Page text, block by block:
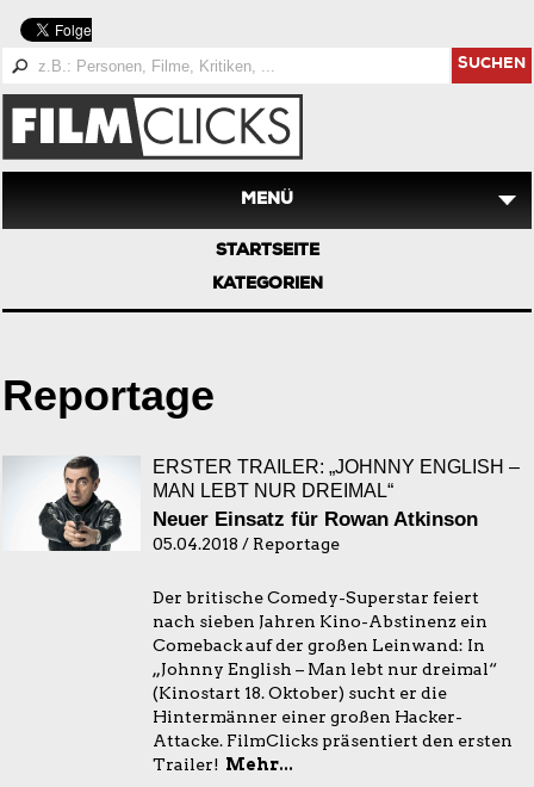
SUCHEN
MENÜ
STARTSEITE
KATEGORIEN
Reportage
ERSTER TRAILER: „JOHNNY ENGLISH –
MAN LEBT NUR DREIMAL“
Neuer Einsatz für Rowan Atkinson
05.04.2018 / Reportage
Der britische Comedy-Superstar feiert
nach sieben Jahren Kino-Abstinenz ein
Comeback auf der großen Leinwand: In
„Johnny English – Man lebt nur dreimal“
(Kinostart 18. Oktober) sucht er die
Hintermänner einer großen Hacker-
Attacke. FilmClicks präsentiert den ersten
Trailer! Mehr...